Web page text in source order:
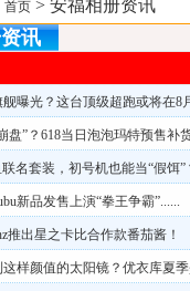
首页 > 安福相册资讯
讯
曝光？这台顶级超跑或将在8
盘”？618当日泡泡玛特预售补
名套装，初号机也能当“假饵”
新品发售上演“拳王争霸”......
推出星之卡比合作款番茄酱！
这样颜值的太阳镜？优衣库夏